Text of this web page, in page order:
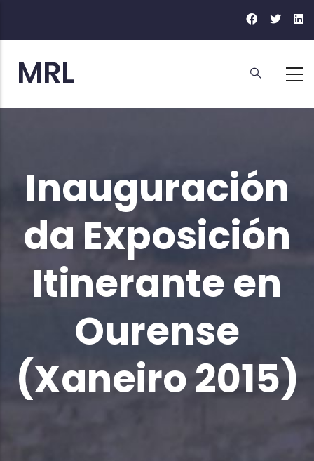
principal
Inauguración
da Exposición
Itinerante en
Ourense
(Xaneiro 2015)